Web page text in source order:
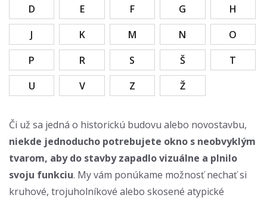
D
E F G
H
J
K M N
O
P
R S Š
T
U
V Z Ž
Či už sa jedná o historickú budovu alebo novostavbu,
niekde jednoducho potrebujete okno s neobvyklým
tvarom, aby do stavby zapadlo vizuálne a plnilo
svoju funkciu. My vám ponúkame možnosť nechať si
kruhové, trojuholníkové alebo skosené atypické